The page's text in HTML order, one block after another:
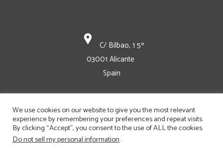
C/ Bilbao, 1 5º
03001 Alicante
Spain
mail@bomhardip.com
We use cookies on our website to give you the most relevant
experience by remembering your preferences and repeat visits.
By clicking “Accept”, you consent to the use of ALL the cookies.
Do not sell my personal information.